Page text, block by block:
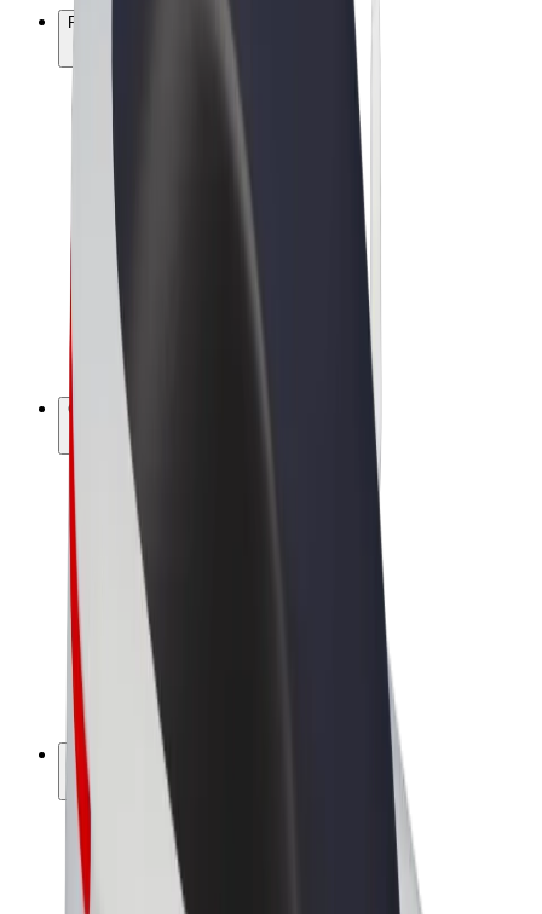
Productos
Viajes
Bolt Market
Bolt Food
Bolt Drive
Bolt para empresas
Bicis
Bolt Plus
Colabora con Bolt
Conductores
Ingresos de conductor/a
Repartidores
Ingresos de repartidor
Comercios de Bolt Food
Franquicias
Empresa
Trabaja con nosotros
Acerca de Bolt
Sostenibilidad en Bolt